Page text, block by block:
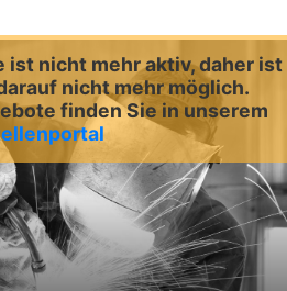
ist nicht mehr aktiv, daher ist
nicht mehr möglich.
finden Sie in unserem